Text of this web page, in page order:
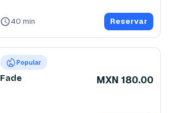
40 min Reservar
Popular
Fade MXN 180.00